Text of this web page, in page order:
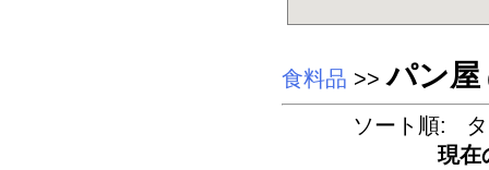
食料品 >>パン屋
ソート順:
現在